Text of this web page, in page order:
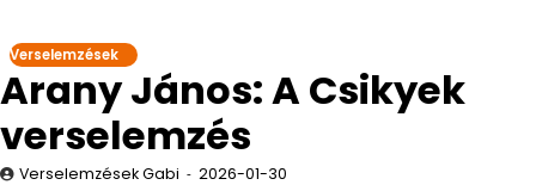
Verselemzések
Arany János: A Csikyek
verselemzés
Verselemzések Gabi 2026-01-30